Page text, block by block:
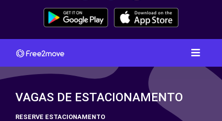
VAGAS DE ESTACIONAMENTO
RESERVE ESTACIONAMENTO